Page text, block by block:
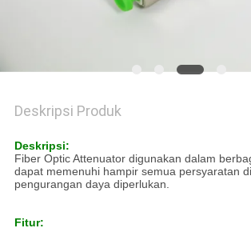
Deskripsi Produk
Deskripsi:
Fiber Optic Attenuator digunakan dalam
dapat memenuhi hampir semua persyaratan
pengurangan daya diperlukan.
Fitur: